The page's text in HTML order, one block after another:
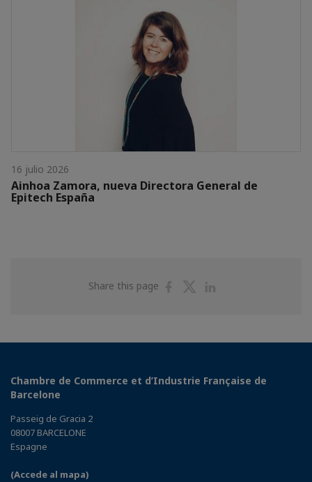
16 julio 2026
Ainhoa Zamora, nueva Directora General de
Epitech España
Share this page
ShareShare
Chambre de Commerce et d’Industrie Française de
Barcelone
Passeig de Gracia 2
08007 BARCELONE
Espagne
(Accede al mapa)